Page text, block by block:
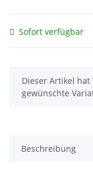
Sofort verfügbar
x
Dieser Artikel
gewünschte
Beschreibung